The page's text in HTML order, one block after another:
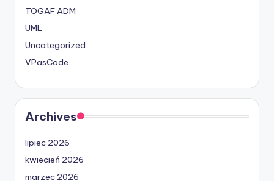
TOGAF ADM
UML
Uncategorized
VPasCode
Archives
lipiec 2026
kwiecień 2026
marzec 2026